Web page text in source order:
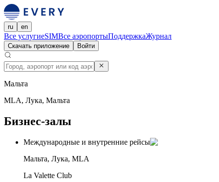
ru en
Все услугиeSIMВсе аэропортыПоддержкаЖурнал
Скачать приложение Войти
Мальта
MLA, Лука, Мальта
Бизнес-залы
Международные и внутренние рейсы
Мальта, Лука, MLA
La Valette Club